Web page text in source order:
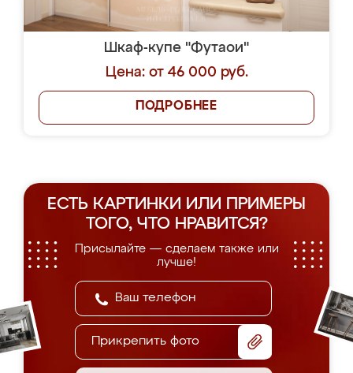
Шкаф-купе "Футаои"
Цена: от 46 000 руб.
ПОДРОБНЕЕ
ЕСТЬ КАРТИНКИ ИЛИ ПРИМЕРЫ
ТОГО, ЧТО НРАВИТСЯ?
Присылайте — сделаем также или
лучше!
Прикрепить фото